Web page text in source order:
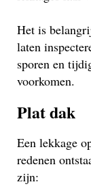
Het is
laten
sporen en
voorkomen.
Plat dak
Een lekkage
redenen
zijn: